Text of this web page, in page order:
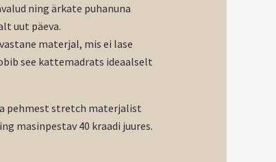
ning ärkate puhanuna
uut päeva.
materjal, mis ei lase
see kattemadrats ideaalselt
pehmest stretch materjalist
masinpestav 40 kraadi juures.